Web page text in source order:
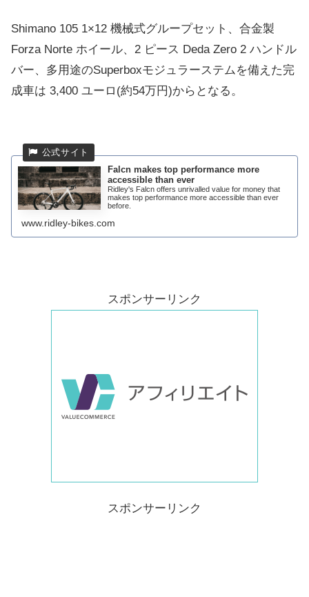
Shimano 105 1×12 機械式グループセット、合金製
Forza Norte ホイール、2 ピース Deda Zero 2 ハンドル
バー、多用途のSuperboxモジュラーステムを備えた完
成車は 3,400 ユーロ(約54万円)からとなる。
Falcn makes top performance more
accessible than ever
Ridley's Falcn offers unrivalled value for money that
makes top performance more accessible than ever
before.
www.ridley-bikes.com
スポンサーリンク
スポンサーリンク